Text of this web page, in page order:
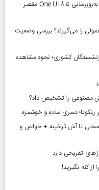
بحران باتری در گوشی‌های سامسونگ؛ آیا به‌روزرسانی One UI ۸.۵ مقصر
را می‌گیرند؟ بررسی وضعیت
تومانی بازنشستگان کشوری؛ نحوه مشاهده
مصنوعی را تشخیص داد؟
دسری ساده و خوشمزه
تا آش ترخینه + خواص و
تفریحی دارد
کنه نگیرید!